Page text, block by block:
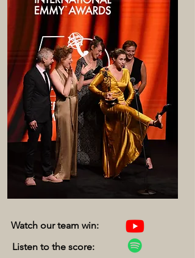
Listen to the score:
Watch our team win: